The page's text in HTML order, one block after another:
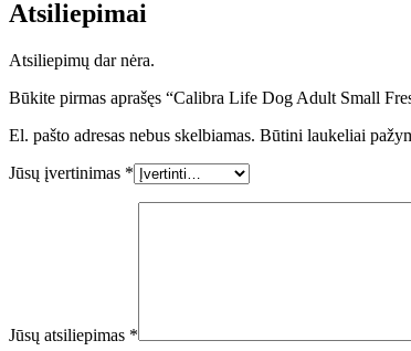
Atsiliepimai
Atsiliepimų dar nėra.
Būkite pirmas aprašęs “Calibra Life Dog Adult Small
El. pašto adresas nebus skelbiamas. Būtini laukeliai
Jūsų įvertinimas *
Jūsų atsiliepimas *